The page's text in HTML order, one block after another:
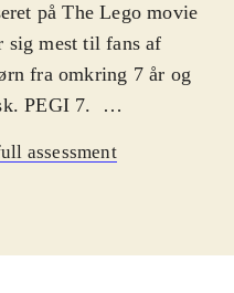
på The Lego movie
sig mest til fans af
fra omkring 7 år og
PEGI 7.
Emmet
Lego-verdenen. Spillet
assessment